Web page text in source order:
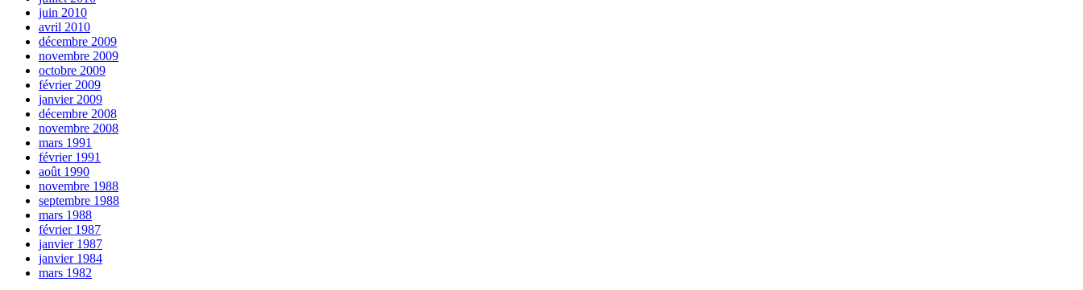
juin 2010
avril 2010
décembre 2009
novembre 2009
octobre 2009
février 2009
janvier 2009
décembre 2008
novembre 2008
mars 1991
février 1991
août 1990
novembre 1988
septembre 1988
mars 1988
février 1987
janvier 1987
janvier 1984
mars 1982